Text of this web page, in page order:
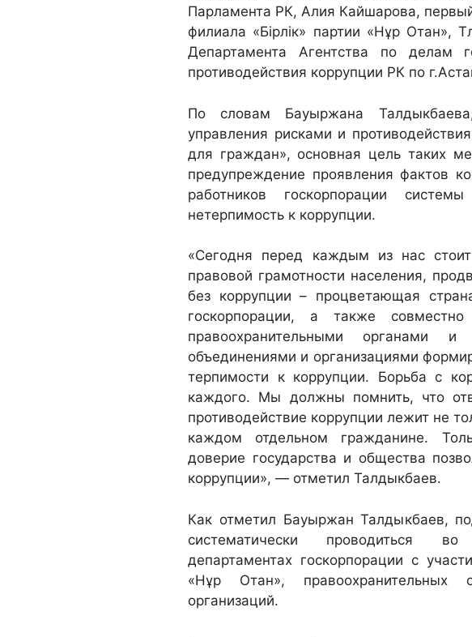
Парламента РК, Алия Кайшарова,
филиала «Бірлік» партии «Нұр Отан»,
Департамента Агентства по делам
противодействия коррупции РК по
По словам Бауыржана
управления рисками и
для граждан», основная цель таких
предупреждение проявления фактов
работников госкорпорации
нетерпимость к коррупции.
«Сегодня перед каждым из нас
правовой грамотности населения,
без коррупции – процветающая
госкорпорации, а также
правоохранительными органами
объединениями и организациями
терпимости к коррупции. Борьба с
каждого. Мы должны помнить, что
противодействие коррупции лежит не
каждом отдельном гражданине.
доверие государства и общества
коррупции», — отметил Талдыкбаев.
Как отметил Бауыржан Талдыкбаев,
систематически проводиться
департаментах госкорпорации с
«Нұр Отан»,
организаций.